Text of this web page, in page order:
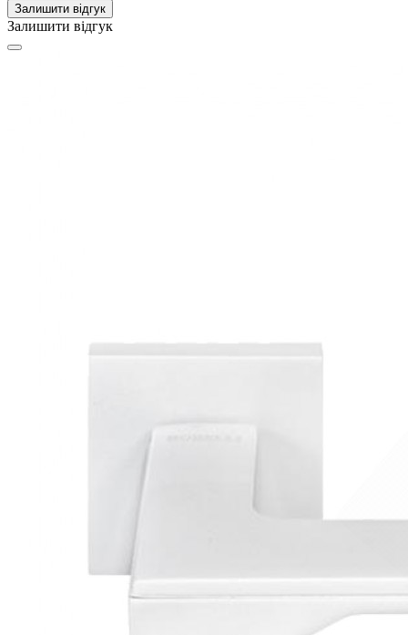
Залишити відгук
Залишити відгук